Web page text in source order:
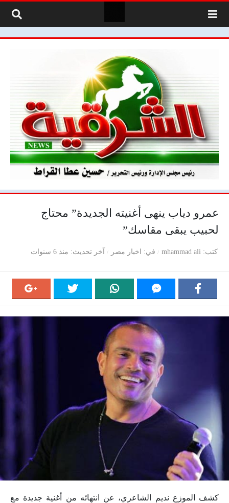
عمرو دياب ينهى أغنيته الجديدة” محتاج
لحبيب يبقى مقاسك”
كتب mhammad ali في اخبار مصر آخر تحديث منذ 6 سنوات
كشف الموزع نديم الشاعري، عن انتهائه من أغنية جديدة مع